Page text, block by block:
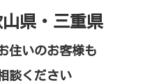
県・三重県
住いのお客様も
談ください